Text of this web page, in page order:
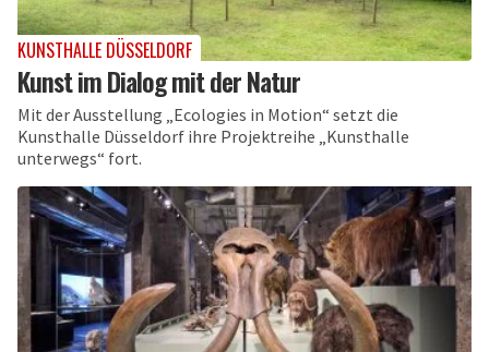
KUNSTHALLE DÜSSELDORF
Kunst im Dialog mit der Natur
Mit der Ausstellung „Ecologies in Motion“ setzt die
Kunsthalle Düsseldorf ihre Projektreihe „Kunsthalle
unterwegs“ fort.